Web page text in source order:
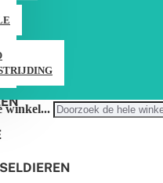
winkel...